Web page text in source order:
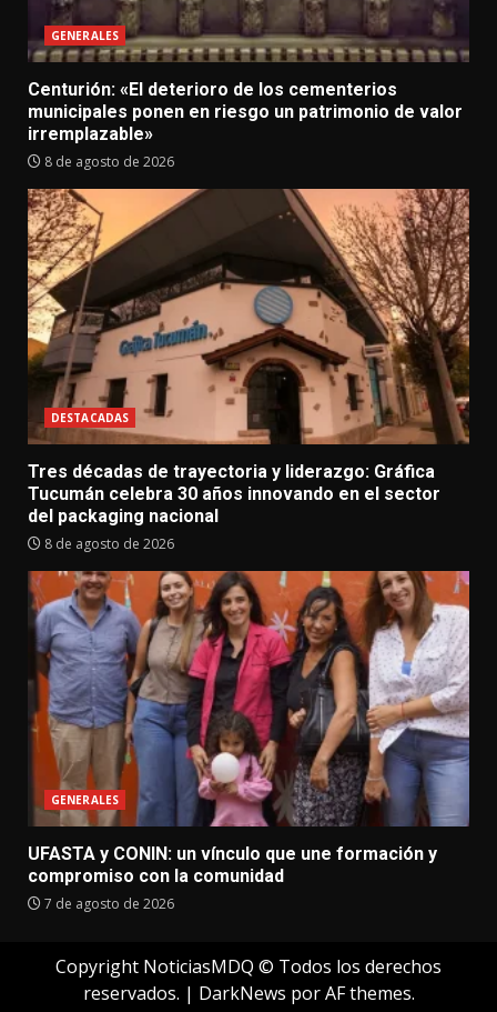
GENERALES
Centurión: «El deterioro de los cementerios
municipales ponen en riesgo un patrimonio de valor
irremplazable»
8 de agosto de 2026
DESTACADAS
Tres décadas de trayectoria y liderazgo: Gráfica
Tucumán celebra 30 años innovando en el sector
del packaging nacional
8 de agosto de 2026
GENERALES
UFASTA y CONIN: un vínculo que une formación y
compromiso con la comunidad
7 de agosto de 2026
Copyright NoticiasMDQ © Todos los derechos
reservados. | DarkNews por AF themes.